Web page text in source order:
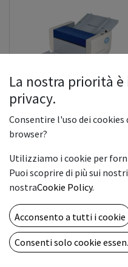
Rpm 350
La nostra priorità
privacy.
Consentire l'uso dei cookies
browser?
Utilizziamo i cookie per
Puoi scoprire di più sui
nostraCookie Policy.
Acconsento a tutti i cookie
Consenti solo cookie